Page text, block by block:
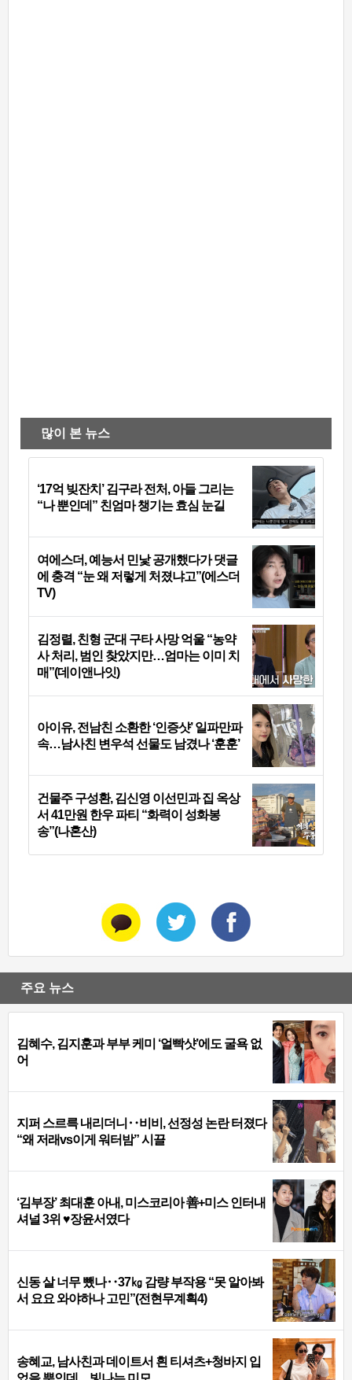
많이 본 뉴스
‘17억 빚잔치’ 김구라 전처, 아들 그리는
“나 뿐인데” 친엄마 챙기는 효심 눈길
여에스더, 예능서 민낯 공개했다가 댓글
에 충격 “눈 왜 저렇게 처졌냐고”(에스더
TV)
김정렬, 친형 군대 구타 사망 억울 “농약
사 처리, 범인 찾았지만…엄마는 이미 치
매”(데이앤나잇)
아이유, 전남친 소환한 ‘인증샷’ 일파만파
속…남사친 변우석 선물도 남겼나 ‘훈훈’
건물주 구성환, 김신영 이선민과 집 옥상
서 41만원 한우 파티 “화력이 성화봉
송”(나혼산)
주요 뉴스
김혜수, 김지훈과 부부 케미 ‘얼빡샷’에도 굴욕 없
어
지퍼 스르륵 내리더니‥비비, 선정성 논란 터졌다
“왜 저래vs이게 워터밤” 시끌
‘김부장’ 최대훈 아내, 미스코리아 善+미스 인터내
셔널 3위 ♥장윤서였다
신동 살 너무 뺐나‥37㎏ 감량 부작용 “못 알아봐
서 요요 와야하나 고민”(전현무계획4)
송혜교, 남사친과 데이트서 흰 티셔츠+청바지 입